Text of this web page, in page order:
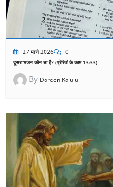
27 मार्च 2026 0
दूसरा भजन कौन-सा है? (प्रेरितों के काम 13:33)
By Doreen Kajulu